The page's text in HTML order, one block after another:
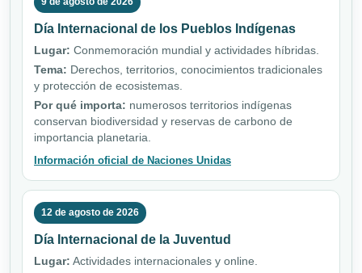
Día Internacional de los Pueblos Indígenas
Lugar: Conmemoración mundial y actividades híbridas.
Tema: Derechos, territorios, conocimientos tradicionales
y protección de ecosistemas.
Por qué importa: numerosos territorios indígenas
conservan biodiversidad y reservas de carbono de
importancia planetaria.
Información oficial de Naciones Unidas
12 de agosto de 2026
Día Internacional de la Juventud
Lugar: Actividades internacionales y online.